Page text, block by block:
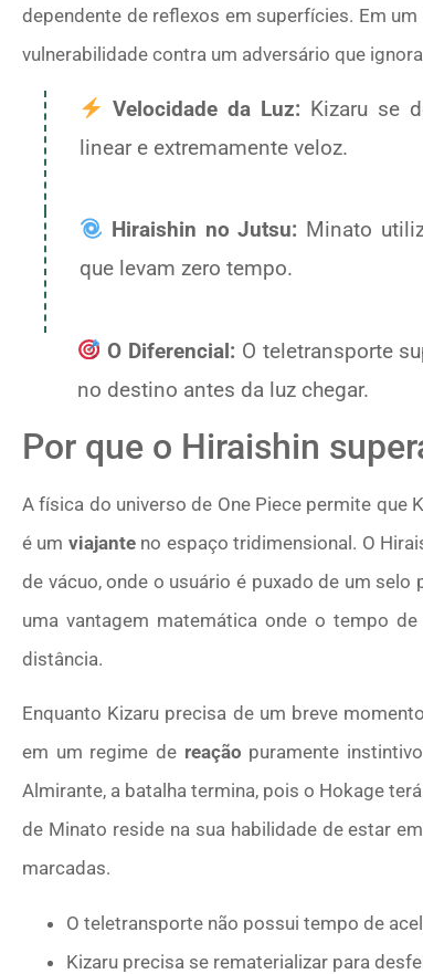
dependente de reflexos em superfícies. Em
vulnerabilidade contra um adversário que
Velocidade da Luz: Kizaru se
linear e extremamente veloz.
Hiraishin no Jutsu: Minato
que levam zero tempo.
O Diferencial: O teletransporte
no destino antes da luz chegar.
Por que o Hiraishin
A física do universo de One Piece permite que
é um viajanteno espaço tridimensional. O
de vácuo, onde o usuário é puxado de um
uma vantagem matemática onde o tempo
distância.
Enquanto Kizaru precisa de um breve
em um regime de reação puramente
Almirante, a batalha termina, pois o Hokage
de Minato reside na sua habilidade de estar
marcadas.
O teletransporte não possui tempo de
Kizaru precisa se rematerializar para